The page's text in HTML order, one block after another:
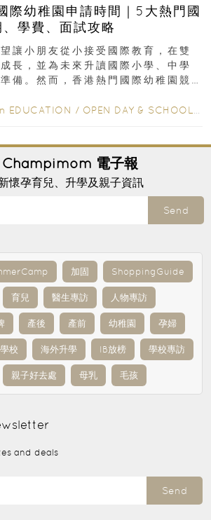
幼稚園申請時間｜5大熱門國
學費、面試攻略
讓小朋友從小接受國際教育，在雙
長，並為未來升讀國際小學、中學
備。然而，香港熱門國際幼稚園競
EDUCATION / OPEN DAY & SCHOOL EVENTS
Champimom 電子報
懷孕育兒、升學及親子資訊
Send
加固 ShoppingGuide
育兒 醫生專訪 人物專訪
產後 產前 幼稚園 孕婦
校 海外升學 IB放榜 學校專訪
親子好去處 母乳 毛孩
and deals
Send